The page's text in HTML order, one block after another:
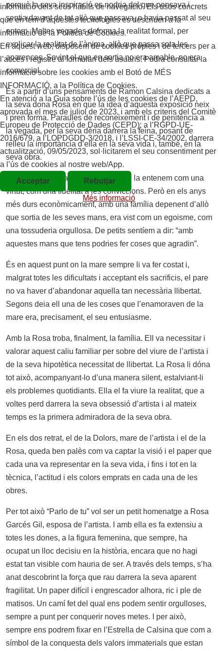
perquè la seva inspiració es nodria del que pensava i
sentia davant de tot allò que passava, o havia passat al seu
entorn. Moltes vegades deforma la realitat formal, per
explicar la realitat de l’ànima, allò que passa sota les
aparences. Sovint el que en sortia no era amable, no era
comercial.
És a partir d’uns pensaments de Ramon Calsina dedicats a
la seva dona Rosa en que la idea d’aquesta exposició neix
i pren forma. Paraules de reconeixement i de penitència a
la vegada, per la seva dèria darrera la feina, posant de
relleu la importància d’ella en la seva vida i, també, en la
seva obra.
Aquesta llibertat ara ens enorgulleix, la entenem com una
virtut, com una fidelitat a les conviccions. Però en els anys
més durs econòmicament, amb una família depenent d’allò
que sortia de les seves mans, era vist com un egoisme, com
una tossuderia orgullosa. De petits sentíem a dir: “amb
aquestes mans que tens podries fer coses que agradin”.
És en aquest punt on la mare sempre li va fer costat i,
malgrat totes les dificultats i acceptant els sacrificis, el pare
no va haver d’abandonar aquella tan necessària llibertat.
Segons deia ell una de les coses que l’enamoraven de la
mare era, precisament, el seu entusiasme.
Amb la Rosa troba, finalment, la família. Ell va necessitar i
valorar aquest caliu familiar per sobre del viure de l’artista i
de la seva hipotètica necessitat de llibertat. La Rosa li dóna
tot això, acompanyant-lo d’una manera silent, estalviant-li
els problemes quotidiants. Ella el fa viure la realitat, que a
voltes perd darrera la seva obsessió d’artista i al mateix
temps es la primera admiradora de la seva obra.
En els dos retrat, el de la Dolors, mare de l’artista i el de la
Rosa, queda ben palès com va captar la visió i el paper que
cada una va representar en la seva vida, i fins i tot en la
tècnica, l’actitud i els colors emprats en cada una de les
obres.
Per tot això “Parlo de tu” vol ser un petit homenatge a Rosa
Garcés Gil, esposa de l’artista. I amb ella es fa extensiu a
totes les dones, a la figura femenina, que sempre, ha
ocupat un lloc decisiu en la història, encara que no hagi
estat tan visible com hauria de ser. A través dels temps, s’ha
anat descobrint la força que rau darrera la seva aparent
fragilitat. Un paper difícil i engrescador alhora, ric i ple de
matisos. Un camí fet del qual ens podem sentir orgulloses,
sempre a punt per conquerir noves metes. I per això,
sempre ens podrem fixar en l’Estrella de Calsina que com a
símbol de la conquesta dels valors immaterials que estan
informació dels seus hàbits de navegació. Els usos concrets
que en fem d’aquestes tecnologies es descriuen a la
informació de la Política de Cookies.
En aquest web, disposem de cookies pròpies i de tercers per a
l’accés i registre al formulari dels usuaris. Podrà consultar la
informació sobre les cookies amb el Botó de MÉS
INFORMACIÓ, a la Política de Cookies.
En atenció a la Guia sobre l’ús de les cookies de l’AEPD,
aprovada el mes de juliol de 2023, i amb els criteris del Comitè
Europeu de Protecció de Dades (CEPD); a l’RGPD-UE-
2016/679, a l’LOPDGDD-3/2018, i l’LSSI-CE-34/2002, darrera
actualització, 09/05/2023, sol·licitarem el seu consentiment per
a l’ús de cookies al nostre web/App.
Acceptar
Rebutjar
Més informació